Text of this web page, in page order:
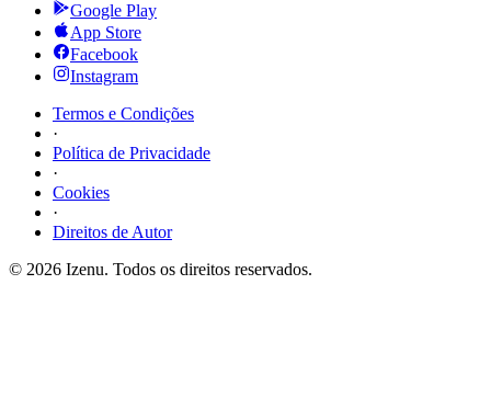
Google Play
App Store
Facebook
Instagram
Termos e Condições
·
Política de Privacidade
·
Cookies
·
Direitos de Autor
© 2026 Izenu. Todos os direitos reservados.